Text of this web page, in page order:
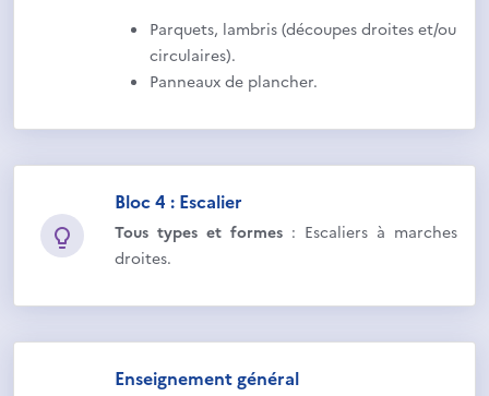
Parquets, lambris (découpes droites et/ou
circulaires).
Panneaux de plancher.
Bloc 4 : Escalier
Tous types et formes : Escaliers à marches
droites.
Enseignement général